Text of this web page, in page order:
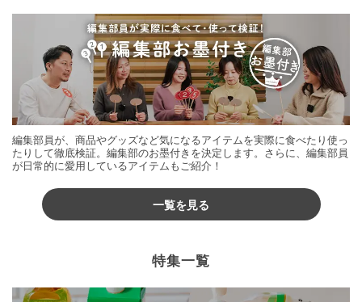
編集部員が、商品やグッズなど気になるアイテムを実際に食べたり使っ
たりして徹底検証。編集部のお墨付きを決定します。さらに、編集部員
が日常的に愛用しているアイテムもご紹介！
一覧を見る
特集一覧